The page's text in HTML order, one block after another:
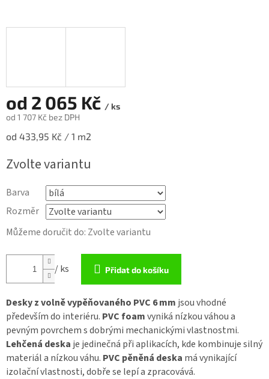
od 2 065 Kč / ks
od 1 707 Kč bez DPH
Měrná
od 433,95 Kč / 1 m2
Zvolte variantu
Barva
Rozměr
Můžeme doručit do: Zvolte variantu
/ ks Přidat do košíku
Desky z volně vypěňovaného PVC 6mm jsou vhodné
především do interiéru. PVCfoamvyniká nízkou váhou a
pevným povrchem s dobrými mechanickými vlastnostmi.
Lehčená deska je jedinečná při aplikacích, kde kombinuje silný
materiál a nízkou váhu. PVC pěněná deska má vynikající
izolační vlastnosti, dobře se lepí a zpracovává.